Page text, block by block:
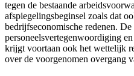
tegen de bestaande
afspiegelingsbeginsel zoals dat
bedrijfseconomische redenen.
personeelsvertegenwoordiging
krijgt voortaan ook het wettelijk
over de voorgenomen overgang